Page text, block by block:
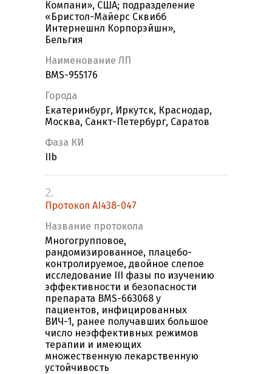
Компани», США; подразделение
«Бристол-Майерс Сквибб
Интернешнл Корпорэйшн»,
Бельгия
Наименование ЛП
BMS-955176
Города
Екатеринбург, Иркутск, Краснодар,
Москва, Санкт-Петербург, Саратов
Фаза КИ
IIb
2.
Протокол AI438-047
Название протокола
Многогрупповое,
рандомизированное, плацебо-
контролируемое, двойное слепое
исследование III фазы по изучению
эффективности и безопасности
препарата BMS-663068 у
пациентов, инфицированных
ВИЧ-1, ранее получавших большое
число неэффективных режимов
терапии и имеющих
множественную лекарственную
устойчивость